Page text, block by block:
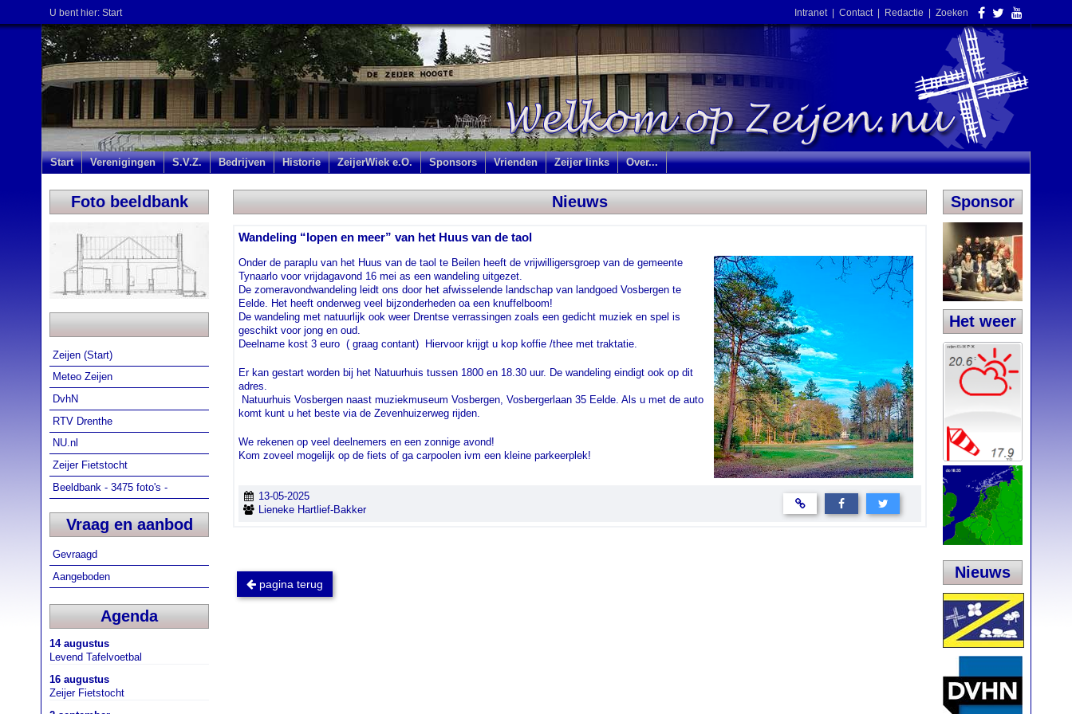
U bent hier: Start Intranet| Contact| Redactie Zoeken
Start Verenigingen S.V.Z. Bedrijven Historie ZeijerWiek e.O. Sponsors Vrienden Zeijer links Over...
Foto beeldbank
Zeijen (Start)
Meteo Zeijen
DvhN
RTV Drenthe
NU.nl
Zeijer Fietstocht
Beeldbank - 3475 foto's -
Vraag en aanbod
Gevraagd
Aangeboden
Agenda
14 augustus
Levend Tafelvoetbal
16 augustus
Zeijer Fietstocht
Sponsor
Het weer
Nieuws
Nieuws
Wandeling “lopen en meer” van het Huus van de taol
Onder de paraplu van het Huus van de taol te Beilen heeft de vrijwilligersgroep van de gemeente
Tynaarlo voor vrijdagavond 16 mei as een wandeling uitgezet.
De zomeravondwandeling leidt ons door het afwisselende landschap van landgoed Vosbergen te
Eelde. Het heeft onderweg veel bijzonderheden oa een knuffelboom!
De wandeling met natuurlijk ook weer Drentse verrassingen zoals een gedicht muziek en spel is
geschikt voor jong en oud.
Deelname kost 3 euro ( graag contant) Hiervoor krijgt u kop koffie /thee met traktatie.
Er kan gestart worden bij het Natuurhuis tussen 1800 en 18.30 uur. De wandeling eindigt ook op dit
adres.
Natuurhuis Vosbergen naast muziekmuseum Vosbergen, Vosbergerlaan 35 Eelde. Als u met de auto
komt kunt u het beste via de Zevenhuizerweg rijden.
We rekenen op veel deelnemers en een zonnige avond!
Kom zoveel mogelijk op de fiets of ga carpoolen ivm een kleine parkeerplek!
13-05-2025
Lieneke Hartlief-Bakker
pagina terug